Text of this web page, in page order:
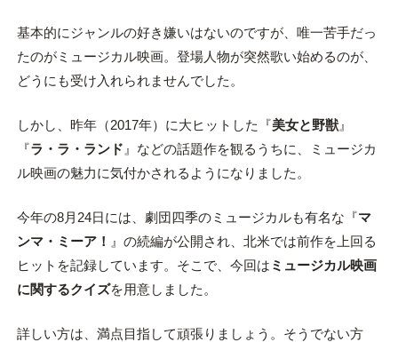
基本的にジャンルの好き嫌いはないのですが、唯一苦手だっ
たのがミュージカル映画。登場人物が突然歌い始めるのが、
どうにも受け入れられませんでした。
しかし、昨年（2017年）に大ヒットした『美女と野獣』
『ラ・ラ・ランド 』などの話題作を観るうちに、ミュージカ
ル映画の魅力に気付かされるようになりました。
今年の8月24日には、劇団四季のミュージカルも有名な『マ
ンマ・ミーア！ 』の続編が公開され、北米では前作を上回る
ヒットを記録しています。そこで、今回は ミュージカル映画
に関するクイズを用意しました。
詳しい方は、満点目指して頑張りましょう。そうでない方